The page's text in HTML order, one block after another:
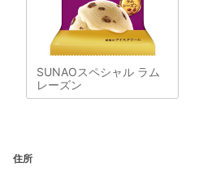
SUNAOスペシャル ラム
レーズン
住所